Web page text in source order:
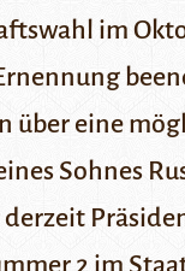
im
über eine
Sohnes